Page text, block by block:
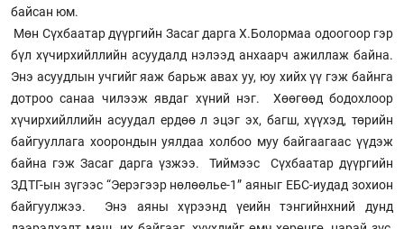
байсан юм.
Мөн Сүхбаатар дүүргийн Засаг дарга Х.Болормаа одоогоор гэр
бүл хүчирхийллийн асуудалд нэлээд анхаарч ажиллаж байна.
Энэ асуудлын учгийг яаж барьж авах уу, юу хийх үү гэж байнга
дотроо санаа чилээж явдаг хүний нэг. Хөөгөөд бодохлоор
хүчирхийллийн асуудал ердөө л эцэг эх, багш, хүүхэд, төрийн
байгууллага хоорондын уялдаа холбоо муу байгаагаас үүдэж
байна гэж Засаг дарга үзжээ. Тиймээс Сүхбаатар дүүргийн
ЗДТГ-ын зүгээс “Эерэгээр нөлөөлье-1” аяныг ЕБС-иудад зохион
байгуулжээ. Энэ аяны хүрээнд үеийн тэнгийнхний дунд